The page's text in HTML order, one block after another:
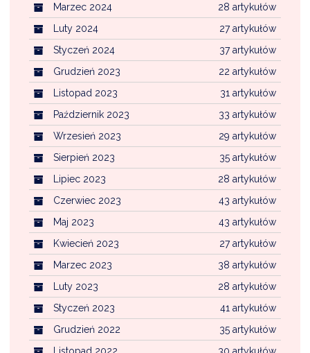
28 artykułów
Marzec 2024
27 artykułów
Luty 2024
37 artykułów
Styczeń 2024
22 artykułów
Grudzień 2023
31 artykułów
Listopad 2023
33 artykułów
Październik 2023
29 artykułów
Wrzesień 2023
35 artykułów
Sierpień 2023
28 artykułów
Lipiec 2023
43 artykułów
Czerwiec 2023
43 artykułów
Maj 2023
27 artykułów
Kwiecień 2023
38 artykułów
Marzec 2023
28 artykułów
Luty 2023
41 artykułów
Styczeń 2023
35 artykułów
Grudzień 2022